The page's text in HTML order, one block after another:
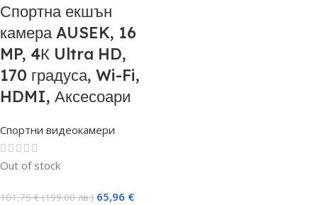
Спортна екшън
камера AUSEK, 16
MP, 4К Ultra HD,
170 градуса, Wi-Fi,
HDMI, Аксесоари
Спортни видеокамери
Out of stock
101,75€ (199.00 лв.) 65,96 €